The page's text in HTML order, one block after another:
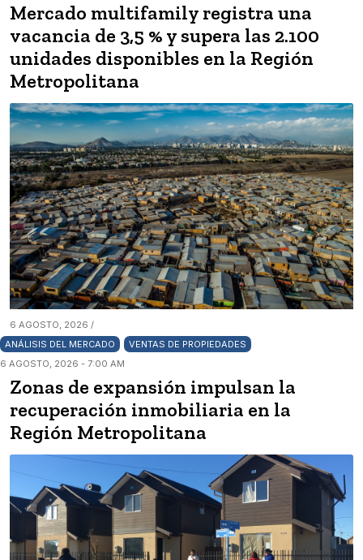
Mercado multifamily registra una
vacancia de 3,5 % y supera las 2.100
unidades disponibles en la Región
Metropolitana
6 AGOSTO, 2026 /
ANÁLISIS DEL MERCADO
VENTAS DE PROPIEDADES
6 AGOSTO, 2026 - 7:00 AM
Zonas de expansión impulsan la
recuperación inmobiliaria en la
Región Metropolitana